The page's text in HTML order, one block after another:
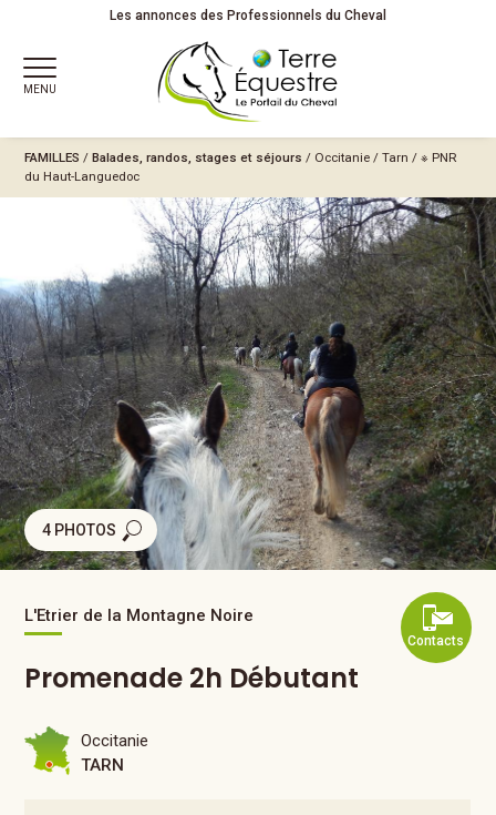
Les annonces des Professionnels du Cheval
MENU
FAMILLES /Balades, randos, stages et séjours / Occitanie /Tarn /※ PNR
du Haut-Languedoc
4 PHOTOS
Contacts
L'Etrier de la Montagne Noire
Promenade 2h Débutant
Occitanie
TARN